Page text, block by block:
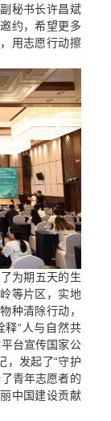
秘书长许昌斌
约，希望更多
用志愿行动擦
为期五天的生
等片区，实地
种清除行动，
释“人与自然共
台宣传国家公
，发起了“守护
青年志愿者的
中国建设贡献